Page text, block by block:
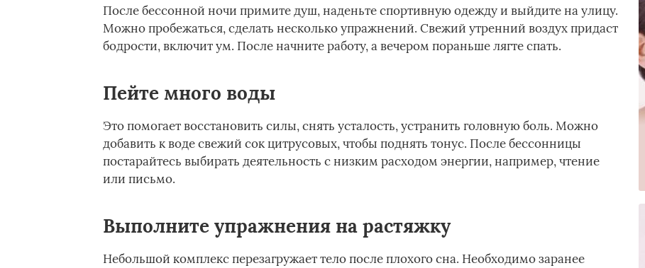
После бессонной ночи примите душ, наденьте спортивную одежду и выйдите на улицу.
Можно пробежаться, сделать несколько упражнений. Свежий утренний воздух придаст
бодрости, включит ум. После начните работу, а вечером пораньше лягте спать.
Пейте много воды
Это помогает восстановить силы, снять усталость, устранить головную боль. Можно
добавить к воде свежий сок цитрусовых, чтобы поднять тонус. После бессонницы
постарайтесь выбирать деятельность с низким расходом энергии, например, чтение
или письмо.
Выполните упражнения на растяжку
Небольшой комплекс перезагружает тело после плохого сна. Необходимо заранее